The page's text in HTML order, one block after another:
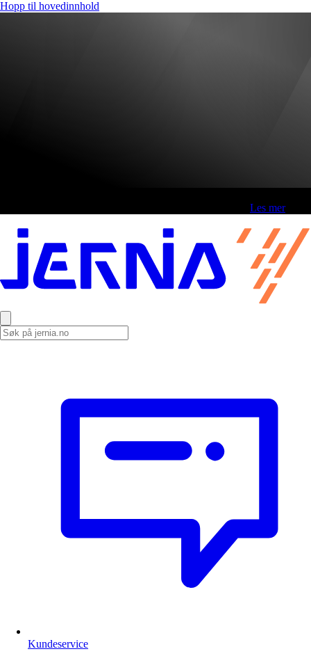
Hopp til hovedinnhold
Les mer
Kundeservice